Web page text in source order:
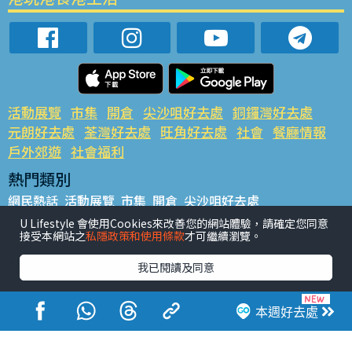
本週好去處
活動展覽 市集 開倉 尖沙咀好去處 銅鑼灣好去處
元朗好去處 荃灣好去處 旺角好去處 社會 餐廳情報
戶外郊遊 社會福利
熱門類別
網民熱話 活動展覽 市集 開倉 尖沙咀好去處
銅鑼灣好去處 元朗好去處 荃灣好去處 旺角好去處 社會
餐廳情報 戶外郊遊
熱門標籤
#UGO搵好去處 #人氣活動推介 #美食社群熱話
#親子玩樂好去處
#ULifestyle應用程式
#限時搶
#UJetso禮物放送
#ULifestyle商戶中心 #著數 #網絡熱話
U Lifestyle 會使用Cookies來改善您的網站體驗，請確定您同意
接受本網站之私隱政策和使用條款才可繼續瀏覽。
我已閱讀及同意